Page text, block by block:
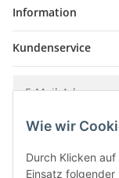
Information
Kundenservice
Bitte senden Sie mir
Wie wir
Durch Klicken auf
Einsatz folgender